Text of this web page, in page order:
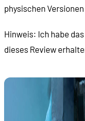
physischen
Hinweis: Ich habe
dieses Review